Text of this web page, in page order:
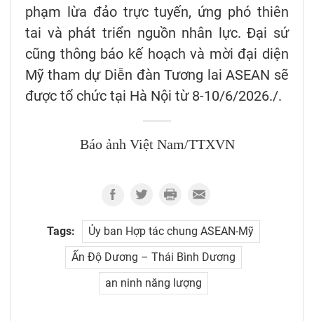
phạm lừa đảo trực tuyến, ứng phó thiên
tai và phát triển nguồn nhân lực. Đại sứ
cũng thông báo kế hoạch và mời đại diện
Mỹ tham dự Diễn đàn Tương lai ASEAN sẽ
được tổ chức tại Hà Nội từ 8-10/6/2026./.
Báo ảnh Việt Nam/TTXVN
Tags:
Ủy ban Hợp tác chung ASEAN-Mỹ
Ấn Độ Dương – Thái Bình Dương
an ninh năng lượng